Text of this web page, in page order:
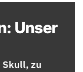
Unser
Skull, zu